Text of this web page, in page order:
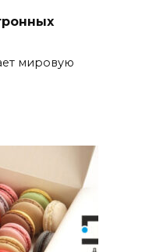
мировую